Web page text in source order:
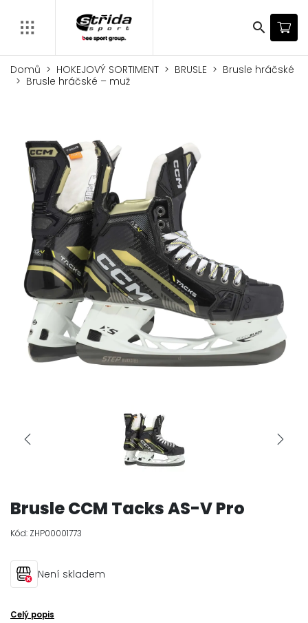
search
Domů HOKEJOVÝ SORTIMENT BRUSLE
Brusle hráčské
Brusle hráčské – muž
Brusle CCM Tacks AS-V Pro
Kód: ZHP00001773
Není skladem
Celý popis